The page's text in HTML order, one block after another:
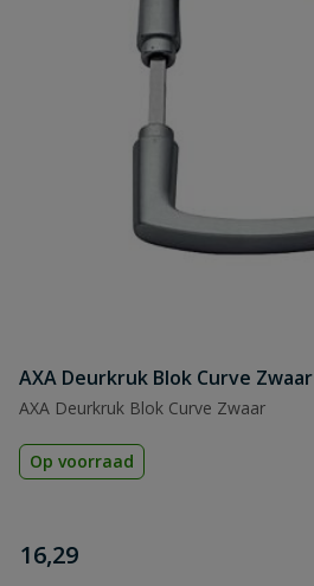
AXA Deurkruk Blok Curve Zwaar
AXA Deurkruk Blok Curve Zwaar
Op voorraad
€
16,29